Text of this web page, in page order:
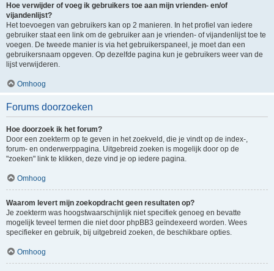
Hoe verwijder of voeg ik gebruikers toe aan mijn vrienden- en/of
vijandenlijst?
Het toevoegen van gebruikers kan op 2 manieren. In het profiel van iedere
gebruiker staat een link om de gebruiker aan je vrienden- of vijandenlijst toe te
voegen. De tweede manier is via het gebruikerspaneel, je moet dan een
gebruikersnaam opgeven. Op dezelfde pagina kun je gebruikers weer van de
lijst verwijderen.
Omhoog
Forums doorzoeken
Hoe doorzoek ik het forum?
Door een zoekterm op te geven in het zoekveld, die je vindt op de index-,
forum- en onderwerppagina. Uitgebreid zoeken is mogelijk door op de
"zoeken" link te klikken, deze vind je op iedere pagina.
Omhoog
Waarom levert mijn zoekopdracht geen resultaten op?
Je zoekterm was hoogstwaarschijnlijk niet specifiek genoeg en bevatte
mogelijk teveel termen die niet door phpBB3 geïndexeerd worden. Wees
specifieker en gebruik, bij uitgebreid zoeken, de beschikbare opties.
Omhoog